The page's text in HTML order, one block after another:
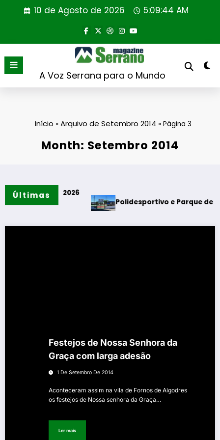
10 de Agosto de 2026 5:09:44 AM
A Voz Serrana para o Mundo
Início »Arquivo de Setembro 2014 »Página 3
Month: Setembro 2014
Últimas
& Filhos 2026
Polidesportivo e Parque de
Festejos de Nossa Senhora da
Graça com larga adesão
1 De Setembro De 2014
Aconteceram assim na vila de Fornos de Algodres
os festejos de Nossa senhora da Graça…
Ler mais